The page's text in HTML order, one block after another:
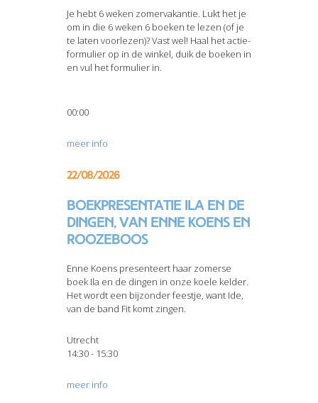
Je hebt 6 weken zomervakantie. Lukt het je
om in die 6 weken 6 boeken te lezen (of je
te laten voorlezen)? Vast wel! Haal het actie-
formulier op in de winkel, duik de boeken in
en vul het formulier in.
00:00
meer info
22/08/2026
Boekpresentatie Ila en de
dingen, van Enne Koens en
Roozeboos
Enne Koens presenteert haar zomerse
boek Ila en de dingen in onze koele kelder.
Het wordt een bijzonder feestje, want Ide,
van de band Fit komt zingen.
Utrecht
14:30 - 15:30
meer info